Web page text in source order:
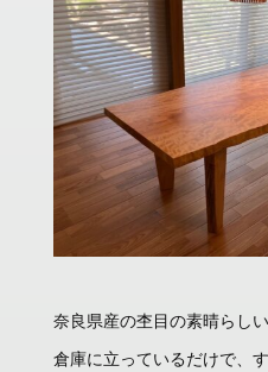
奈良県産の杢目の素晴らしい
倉庫に立っているだけで、